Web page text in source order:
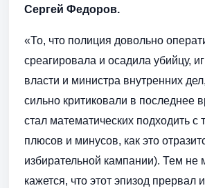
Сергей Федоров.
«То, что полиция довольно
среагировала и осадила убийцу,
власти и министра внутренних
сильно критиковали в последнее
стал математических подходить с
плюсов и минусов, как это
избирательной кампании). Тем не
кажется, что этот эпизод прервал